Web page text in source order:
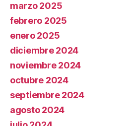
marzo 2025
febrero 2025
enero 2025
diciembre 2024
noviembre 2024
octubre 2024
septiembre 2024
agosto 2024